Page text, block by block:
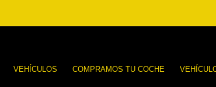
VEHÍCULOS COMPRAMOS TU COCHE